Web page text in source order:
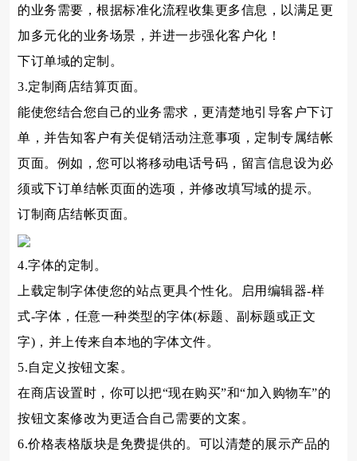
的业务需要，根据标准化流程收集更多信息，以满足更
加多元化的业务场景，并进一步强化客户化！
下订单域的定制。
3.定制商店结算页面。
能使您结合您自己的业务需求，更清楚地引导客户下订
单，并告知客户有关促销活动注意事项，定制专属结帐
页面。例如，您可以将移动电话号码，留言信息设为必
须或下订单结帐页面的选项，并修改填写域的提示。
订制商店结帐页面。
4.字体的定制。
上载定制字体使您的站点更具个性化。启用编辑器-样
式-字体，任意一种类型的字体(标题、副标题或正文
字)，并上传来自本地的字体文件。
5.自定义按钮文案。
在商店设置时，你可以把“现在购买”和“加入购物车”的
按钮文案修改为更适合自己需要的文案。
6.价格表格版块是免费提供的。可以清楚的展示产品的